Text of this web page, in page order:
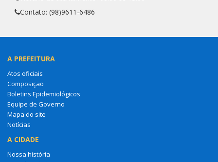
Contato: (98)9611-6486
A PREFEITURA
Atos oficiais
Composição
Boletins Epidemiológicos
Equipe de Governo
Mapa do site
Notícias
A CIDADE
Nossa história